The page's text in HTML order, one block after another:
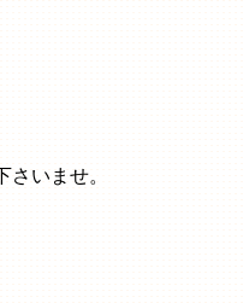
いませ。